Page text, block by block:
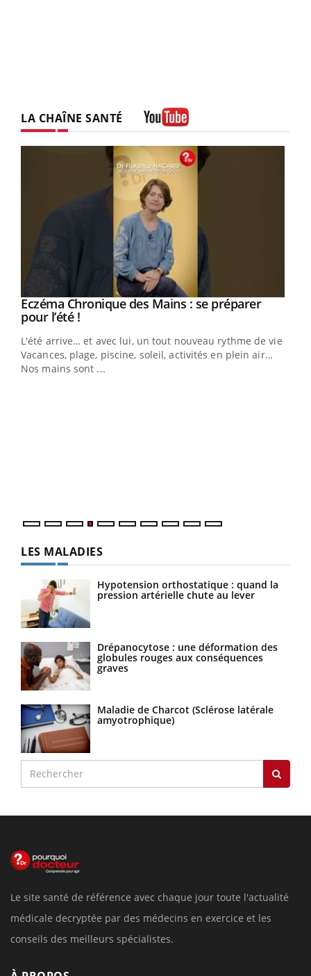
LA CHAÎNE SANTÉ
Youtube
Eczéma Chronique des Mains : se préparer
pour l’été !Youtube
L'été arrive… et avec lui, un tout nouveau rythme de vie !
Vacances, plage, piscine, soleil, activités en plein air…
Nos mains sont ...
LES MALADIES
Hypotension orthostatique : quand la
pression artérielle chute au lever
Drépanocytose : une déformation des
globules rouges aux conséquences
graves
Maladie de Charcot (Sclérose latérale
amyotrophique)
Le site santé de référence avec chaque jour toute l'actualité
médicale decryptée par des médecins en exercice et les
conseils des meilleurs spécialistes.